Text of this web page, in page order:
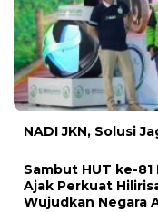
NADI JKN, Solusi
Sambut HUT ke-
Ajak Perkuat
Wujudkan Negara